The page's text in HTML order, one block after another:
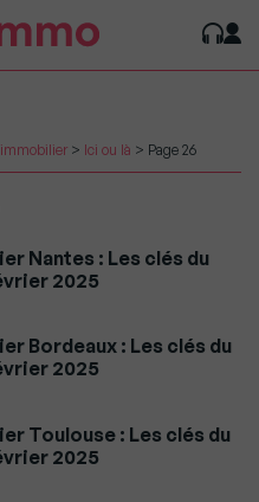
> Ici ou là > Page 26
Nantes : Les clés du
2025
Bordeaux : Les clés du
2025
Toulouse : Les clés du
2025